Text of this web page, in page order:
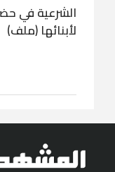
الشرعية في
لأبنائها (ملف)